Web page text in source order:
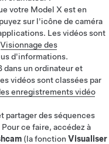
votre Model X est en
sur l'icône de caméra
Les vidéos sont
Visionnage des
d'informations.
dans un ordinateur et
vidéos sont classées par
enregistrements vidéo
partager des séquences
ce faire, accédez à
(la fonction Visualiser